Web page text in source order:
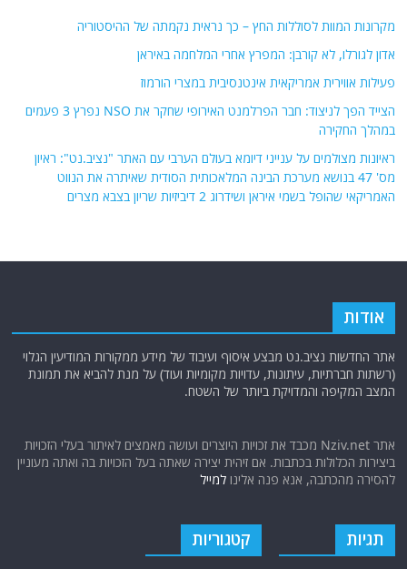
מקרונות המוות לסוללות החץ – כך נראית נקמתה של ההיסטוריה
אדון לגורלו, לא קורבן: המפרץ אחרי המלחמה באיראן
פעילות אווירית אמריקאית אינטנסיבית במצרי הורמוז
הצייד הפך לניצוד: חבר הפרלמנט האירופי שחקר את NSO נפרץ 3 פעמים
במהלך החקירה
ראיונות מצולמים על ענייני דיומא בעולם הערבי עם האתר "נציב.נט": ראיון
מס' 47 בנושא מערכת הבינה המלאכותית הסודית שאיתרה את הנווט
האמריקאי שהופל בשמי איראן ושידרוג 2 דיביזיות שריון בצבא מצרים
אודות
אתר החדשות נציב.נט מבצע איסוף ועיבוד של מידע ממקורות המודיעין הגלוי
(רשתות חברתיות, עיתונות, עדויות מקומיות ועוד) על מנת להביא את תמונת
המצב המקיפה והמדויקת ביותר של השטח.
אתר Nziv.net מכבד את זכויות היוצרים ועושה מאמצים לאיתור בעלי הזכויות
ביצירות הכלולות בכתבות. אם זיהית יצירה שאתה בעל הזכויות בה ואתה מעוניין
להסירה מהכתבה, אנא פנה אלינולמייל
תגיות קטגוריות